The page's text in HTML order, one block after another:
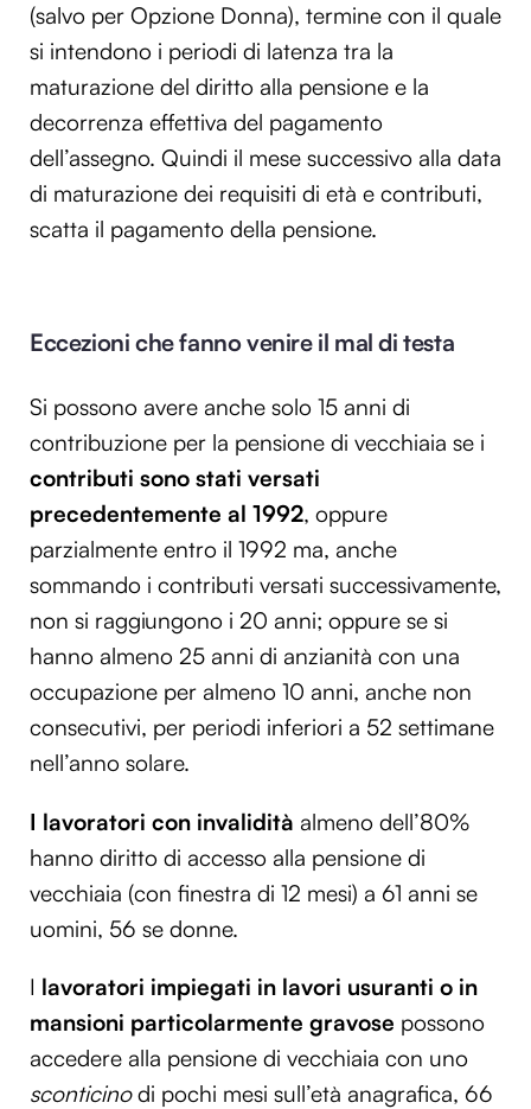
(salvo per Opzione Donna), termine con il quale
si intendono i periodi di latenza tra la
maturazione del diritto alla pensione e la
decorrenza effettiva del pagamento
dell’assegno. Quindi il mese successivo alla data
di maturazione dei requisiti di età e contributi,
scatta il pagamento della pensione.
Eccezioni che fanno venire il mal di testa
Si possono avere anche solo 15 anni di
contribuzione per la pensione di vecchiaia se i
contributi sono stati versati
precedentemente al 1992, oppure
parzialmente entro il 1992 ma, anche
sommando i contributi versati successivamente,
non si raggiungono i 20 anni; oppure se si
hanno almeno 25 anni di anzianità con una
occupazione per almeno 10 anni, anche non
consecutivi, per periodi inferiori a 52 settimane
nell’anno solare.
I lavoratori con invalidità almeno dell’80%
hanno diritto di accesso alla pensione di
vecchiaia (con finestra di 12 mesi) a 61 anni se
uomini, 56 se donne.
I lavoratori impiegati in lavori usuranti o in
mansioni particolarmente gravose possono
accedere alla pensione di vecchiaia con uno
sconticinodi pochi mesi sull’età anagrafica, 66